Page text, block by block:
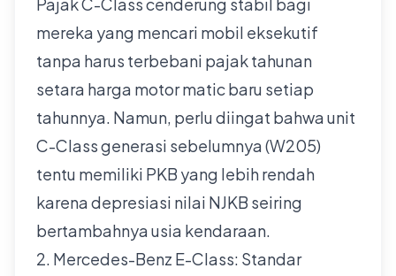
mereka yang mencari mobil eksekutif
tanpa harus terbebani pajak tahunan
setara harga motor matic baru setiap
tahunnya. Namun, perlu diingat bahwa unit
C-Class generasi sebelumnya (W205)
tentu memiliki PKB yang lebih rendah
karena depresiasi nilai NJKB seiring
bertambahnya usia kendaraan.
2. Mercedes-Benz E-Class: Standar